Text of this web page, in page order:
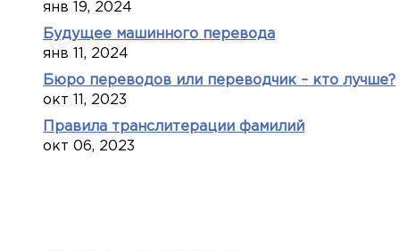
янв 19, 2024
Будущее машинного перевода
янв 11, 2024
Бюро переводов или переводчик – кто лучше?
окт 11, 2023
Правила транслитерации фамилий
окт 06, 2023